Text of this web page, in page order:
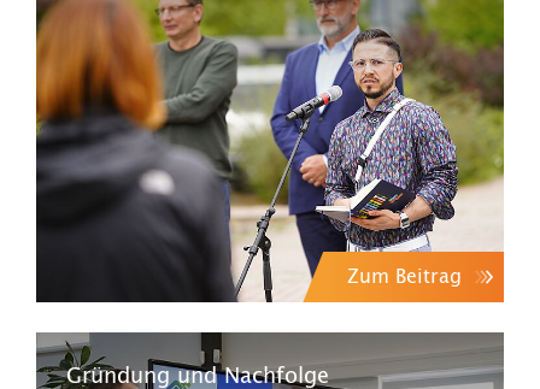
Zum Beitrag
Gründung und Nachfolge